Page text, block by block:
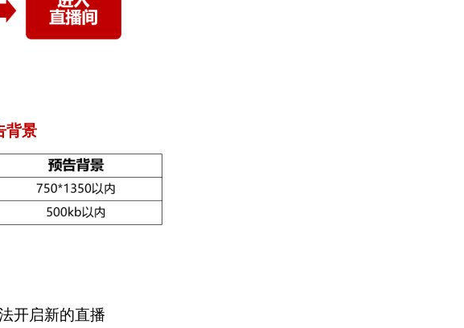
背景
开启新的直播